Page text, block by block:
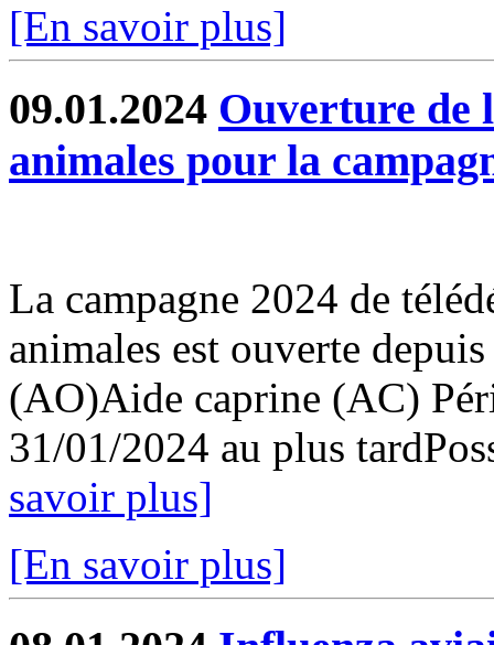
[En savoir plus]
09.01.2024 Ouverture de
animales pour la
La campagne 2024 de
animales est ouverte
(AO)Aide caprine (AC)
31/01/2024 au plus
savoir plus]
[En savoir plus]